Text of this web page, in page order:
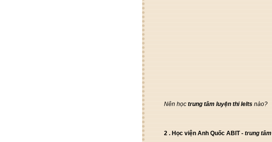
Nên học trung tâm luyện thi Ielts nào?
2 . Học viện Anh Quốc ABIT - trung tâm